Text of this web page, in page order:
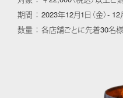
期間 ： 2023年12月1日（金）- 12
数量 ： 各店舗ごとに先着30名